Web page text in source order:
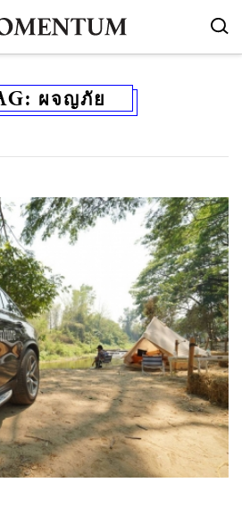
ผจญภัย
LINE EMAIL